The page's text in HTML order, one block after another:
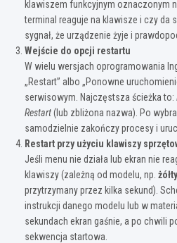
klawiszem funkcyjnym oznaczonym
terminal reaguje na klawisze i czy da
sygnał, że urządzenie żyje i
Wejście do opcji restartu
W wielu wersjach oprogramowania
„Restart” albo „Ponowne
serwisowym. Najczęstsza ścieżka to:
Restart(lub zbliżona nazwa). Po
samodzielnie zakończy procesy i
Restart przy użyciu klawiszy
Jeśli menu nie działa lub ekran nie
klawiszy (zależną od modelu, np.
przytrzymany przez kilka sekund).
instrukcji danego modelu lub w
sekundach ekran gaśnie, a po chwili
sekwencja startowa.